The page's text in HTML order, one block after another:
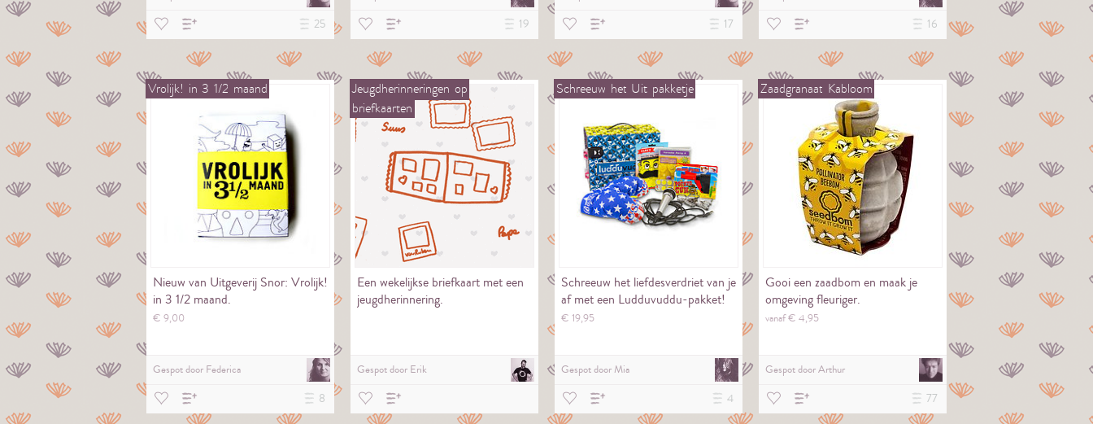
25 19 17 16
Vrolijk! in 3 1/2 maand
Nieuw van Uitgeverij Snor: Vrolijk!
in 3 1/2 maand.
€ 9,00
Gespot door Federica
8
Jeugdherinneringen op
briefkaarten
Een wekelijkse briefkaart met een
jeugdherinnering.
Gespot door Erik
Schreeuw het Uit pakketje
Schreeuw het liefdesverdriet van je
af met een Ludduvuddu-pakket!
€ 19,95
Gespot doorMia
4
Zaadgranaat Kabloom
Gooi een zaadbom en maak je
omgeving fleuriger.
vanaf € 4,95
Gespot doorArthur
77